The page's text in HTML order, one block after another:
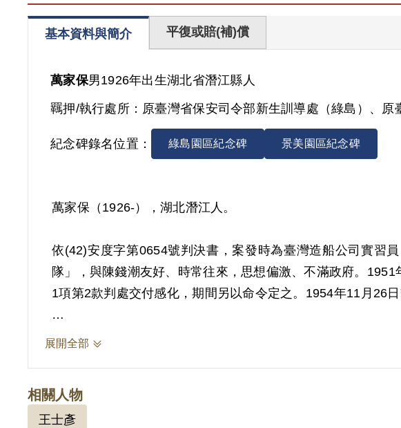
基本資料與簡介 平復或賠(補)償
萬家保男1926年出生湖北省潛江縣人
羈押/執行處所： 原臺灣省保安司令部新生訓導處（綠島）、原
紀念碑錄名位置： 綠島園區紀念碑 景美園區紀念碑
萬家保（1926-），湖北潛江人。
依(42)安度字第0654號判決書，案發時為臺灣造船公司實習
隊」，與陳錢潮友好、時常往來，思想偏激、不滿政府。
1項第2款判處交付感化，期間另以命令定之。1954年11月26
其於1999年4月向補償基金會提出申請，2000年7月經第1屆
展開全部
相關人物
王士彥